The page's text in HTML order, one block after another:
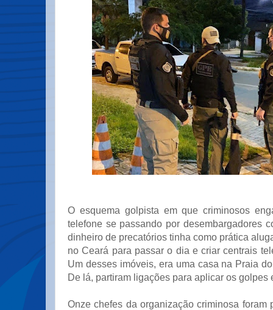
O esquema golpista em que criminosos
telefone se passando por desembargadores
dinheiro de precatórios tinha como prática
no Ceará para passar o dia e criar centrais
Um desses imóveis, era uma casa na Praia
De lá, partiram ligações para aplicar os golpes
Onze chefes da organização criminosa foram